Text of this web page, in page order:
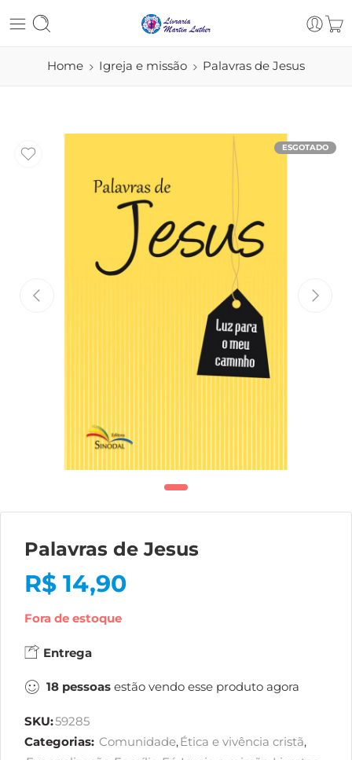
Home Igreja e missão Palavras de Jesus
ESGOTADO
Palavras de Jesus
R$ 14,90
Fora de estoque
Entrega
18 pessoas estão vendo esse produto agora
SKU:59285
Categorias: Comunidade,Ética e vivência cristã,